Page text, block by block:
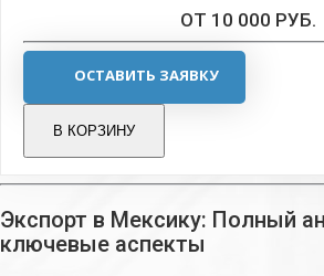
ОТ 10 000 РУБ.
ОСТАВИТЬ ЗАЯВКУ
В КОРЗИНУ
Экспорт в Мексику: Полный
ключевые аспекты